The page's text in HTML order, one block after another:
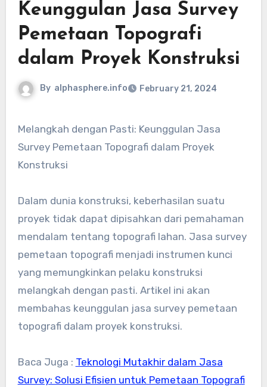
Keunggulan Jasa Survey
Pemetaan Topografi
dalam Proyek Konstruksi
By alphasphere.info February 21, 2024
Melangkah dengan Pasti: Keunggulan Jasa
Survey Pemetaan Topografi dalam Proyek
Konstruksi
Dalam dunia konstruksi, keberhasilan suatu
proyek tidak dapat dipisahkan dari pemahaman
mendalam tentang topografi lahan. Jasa survey
pemetaan topografi menjadi instrumen kunci
yang memungkinkan pelaku konstruksi
melangkah dengan pasti. Artikel ini akan
membahas keunggulan jasa survey pemetaan
topografi dalam proyek konstruksi.
Baca Juga : Teknologi Mutakhir dalam Jasa
Survey: Solusi Efisien untuk Pemetaan Topografi